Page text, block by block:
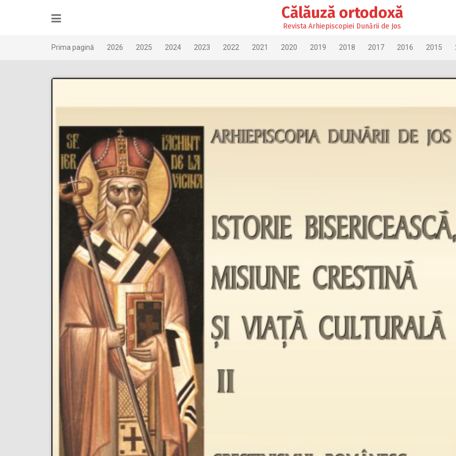
Călăuză ortodoxă
Revista Arhiepiscopiei Dunării de Jos
Prima pagină 2026 2025 2024 2023 2022 2021 2020 2019 2018 2017 2016 2015